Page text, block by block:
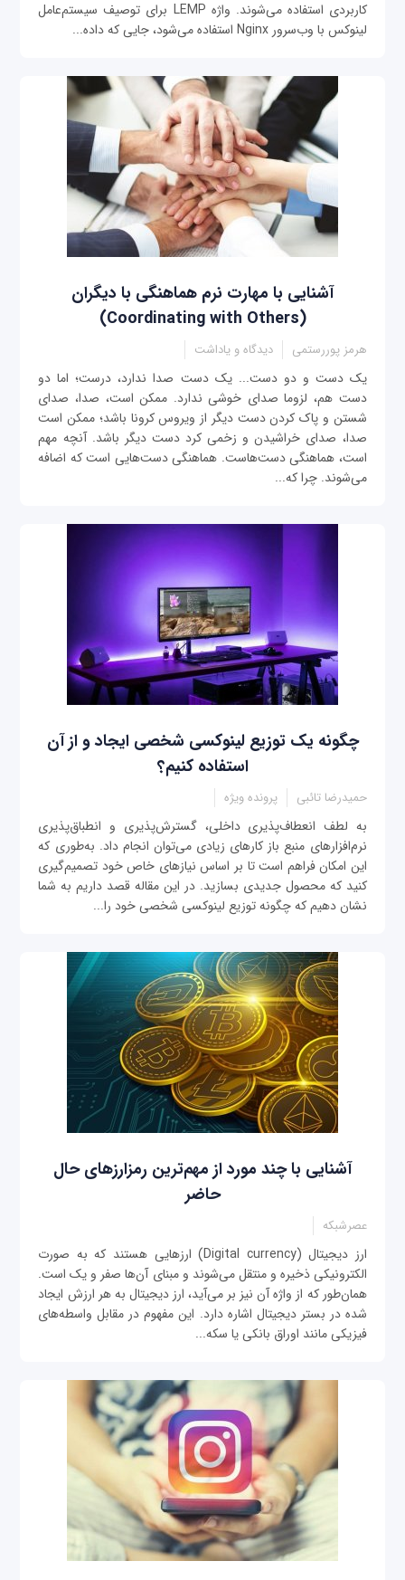
کاربردی استفاده می‌شوند. واژه LEMP برای توصیف سیستم‌عامل
لینوکس با وب‌سرور Nginx استفاده می‌شود، جایی که داده‌...
آشنایی با مهارت نرم هماهنگی با دیگران
(Coordinating with Others)
هرمز پوررستمی دیدگاه و یاداشت
یک دست و دو دست... یک دست صدا ندارد، درست؛ اما دو
دست هم، لزوما صدای خوشی ندارد. ممکن است، صدا، صدای
شستن و پاک کردن دست دیگر از ویروس کرونا باشد؛ ممکن است
صدا، صدای خراشیدن و زخمی کرد دست دیگر باشد. آنچه مهم
است، هماهنگی دست‌هاست. هماهنگی دست‌هایی است که اضافه
می‌شوند. چرا که...
چگونه یک توزیع لینوکسی شخصی ایجاد و از آن
استفاده کنیم؟
حمیدرضا تائبی پرونده ویژه
به لطف انعطاف‌پذیری داخلی، گسترش‌پذیری و انطباق‌پذیری
نرم‌افزارهای منبع باز کارهای زیادی می‌توان انجام داد. به‌طوری که
این امکان فراهم است تا بر اساس نیازهای خاص خود تصمیم‌گیری
کنید که محصول جدیدی بسازید. در این مقاله قصد داریم به شما
نشان دهیم که چگونه توزیع لینوکسی شخصی خود را...
آشنایی با چند مورد از مهم‌ترین رمزارزهای حال
حاضر
عصرشبکه
ارز دیجیتال (Digital currency) ارزهایی هستند که به صورت
الکترونیکی ذخیره و منتقل می‌شوند و مبنای آن‌ها صفر و یک است.
همان‌طور که از واژه آن نیز بر می‌آید، ارز دیجیتال به هر ارزش ایجاد
شده در بستر دیجیتال اشاره دارد. این مفهوم در مقابل واسطه‌های
فیزیکی مانند اوراق بانکی یا سکه...